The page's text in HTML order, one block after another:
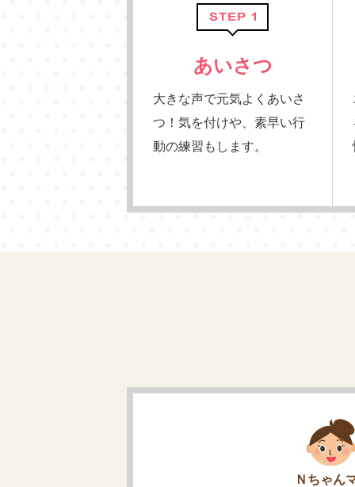
あいさつ
大きな声で元気よくあいさ
つ！気を付けや、素早い行
動の練習もします。
Ｎちゃん